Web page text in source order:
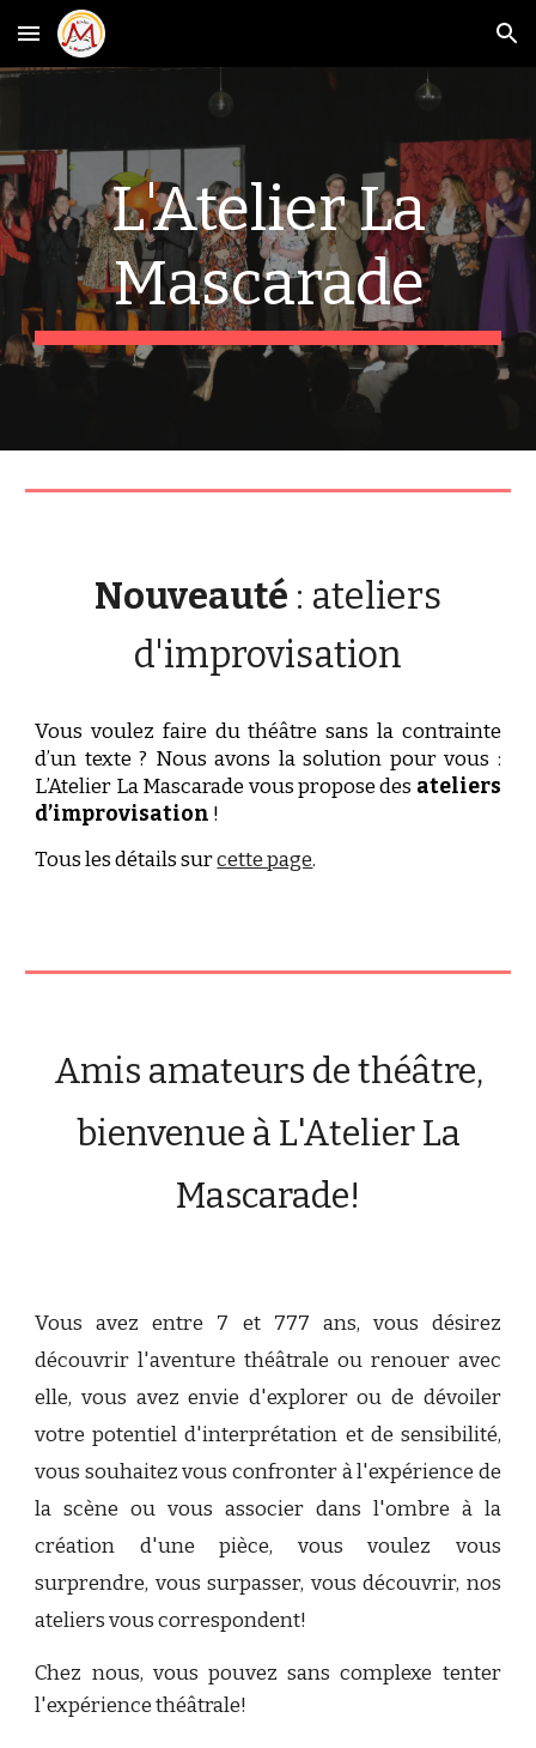
Skip to main content Skip to navigation
L'Atelier La
Mascarade
Nouveauté : ateliers
d'improvisation
Vous voulez faire du théâtre sans la contrainte
d’un texte ? Nous avons la solution pour vous :
L’Atelier La Mascarade vous propose des ateliers
d’improvisation !
Tous les détails surcette page.
Amis amateurs de théâtre,
bienvenue à L'Atelier La
Mascarade!
Vous avez entre 7 et 777 ans, vous désirez
découvrir l'aventure théâtrale ou renouer avec
elle, vous avez envie d'explorer ou de dévoiler
votre potentiel d'interprétation et de sensibilité,
vous souhaitez vous confronter à l'expérience de
la scène ou vous associer dans l'ombre à la
création d'une pièce, vous voulez vous
surprendre, vous surpasser, vous découvrir, nos
ateliers vous correspondent!
Chez nous, vous pouvez sans complexe tenter
l'expérience théâtrale!